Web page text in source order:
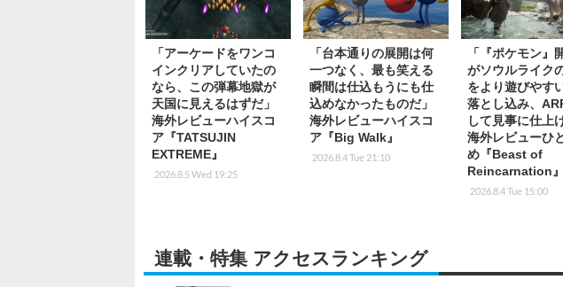
「アーケードをワンコ
インクリアしていたの
なら、この弾幕地獄が
天国に見えるはずだ」
海外レビューハイスコ
ア『TATSUJIN
EXTREME』
2026.8.5 Wed 19:25
「台本通りの展開は何
一つなく、最も笑える
瞬間は仕込もうにも仕
込めなかったものだ」
海外レビューハイスコ
ア『Big Walk』
2026.8.4 Tue 21:10
「『ポケモン』
がソウルライク
をより遊びやす
落とし込み、
して見事に仕上
海外レビューひ
め『Beast of
Reincarnation』
2026.8.4 Tue 15:00
連載・特集 アクセスランキング